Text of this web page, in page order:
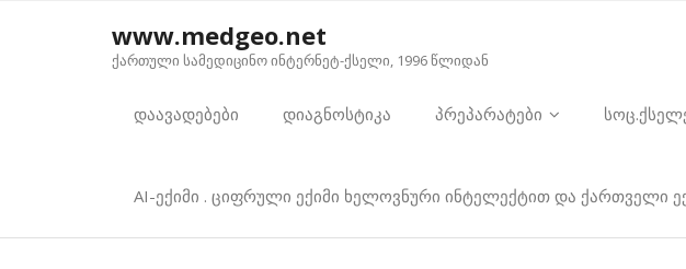
www.medgeo.net
ქართული სამედიცინო ინტერნეტ-ქსელი, 1996 წლიდან
დაავადებები დიაგნოსტიკა პრეპარატები
AI-ექიმი . ციფრული ექიმი ხელოვნური ინტელექტით და ქართველი